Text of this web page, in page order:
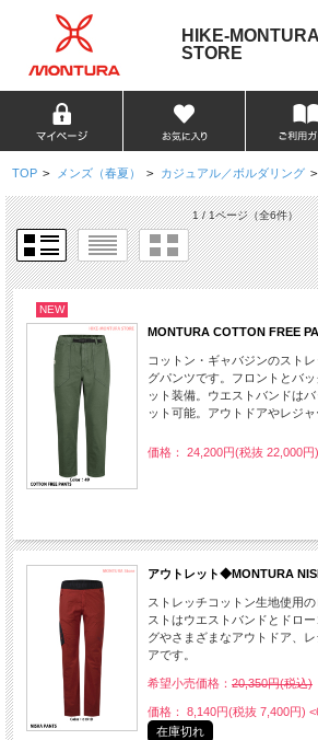
HIKE-MONTURA
STORE
TOP > メンズ（春夏） > カジュアル／ボルダリング >
1 / 1ページ（全6件）
NEW
MONTURA COTTON FREE
コットン・ギャバジンのスト
グパンツです。フロントとバ
ット装備。ウエストバンドは
ット可能。アウトドアやレジャ
価格： 24,200円(税抜 22,000円)
アウトレット◆MONTURA
ストレッチコットン生地使用
ストはウエストバンドとドロ
グやさまざまなアウトドア、
アです。
希望小売価格： 20,350円(税込)
価格： 8,140円(税抜 7,400円)
在庫切れ